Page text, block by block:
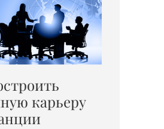
карьеру